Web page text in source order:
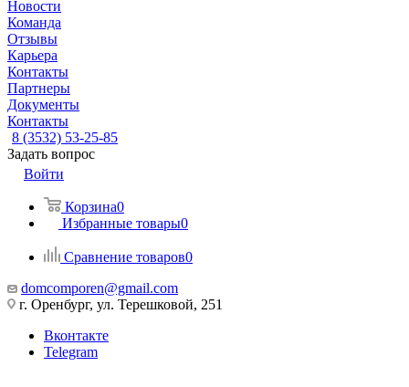
Новости
Команда
Отзывы
Карьера
Контакты
Партнеры
Документы
Контакты
8 (3532) 53-25-85
Задать вопрос
Войти
Корзина0
Избранные товары0
Сравнение товаров0
domcomporen@gmail.com
г. Оренбург, ул. Терешковой, 251
Вконтакте
Telegram